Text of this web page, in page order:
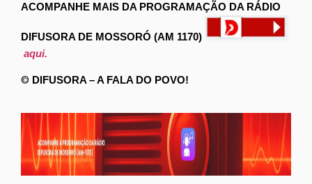
ACOMPANHE MAIS DA PROGRAMAÇÃO DA RÁDIO
DIFUSORA DE MOSSORÓ (AM 1170)
aqui.
© DIFUSORA – A FALA DO POVO!